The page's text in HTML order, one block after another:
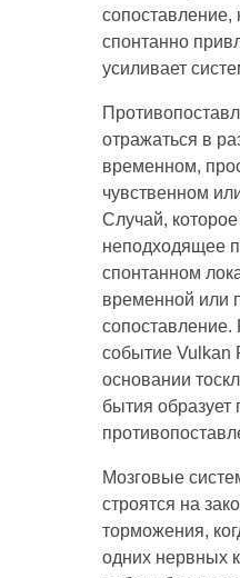
сопоставление,
спонтанно
усиливает
отражаться в
временном,
чувственном
Случай,
неподходящее
спонтанном
временной или
сопоставление.
событие Vulkan
основании
бытия
Мозговые
строятся на
торможения,
одних нервных